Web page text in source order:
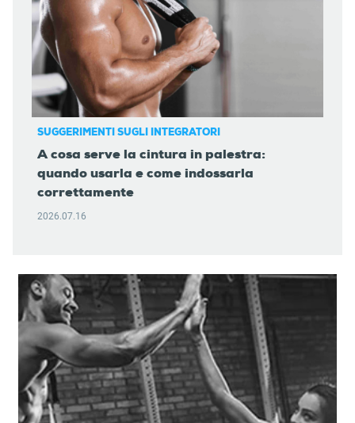
SUGGERIMENTI SUGLI INTEGRATORI
A cosa serve la cintura in palestra:
quando usarla e come indossarla
correttamente
2026.07.16